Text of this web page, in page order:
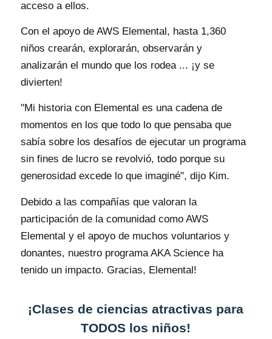
acceso a ellos.
Con el apoyo de AWS Elemental, hasta 1,360
niños crearán, explorarán, observarán y
analizarán el mundo que los rodea ... ¡y se
divierten!
"Mi historia con Elemental es una cadena de
momentos en los que todo lo que pensaba que
sabía sobre los desafíos de ejecutar un programa
sin fines de lucro se revolvió, todo porque su
generosidad excede lo que imaginé", dijo Kim.
Debido a las compañías que valoran la
participación de la comunidad como AWS
Elemental y el apoyo de muchos voluntarios y
donantes, nuestro programa AKA Science ha
tenido un impacto. Gracias, Elemental!
¡Clases de ciencias atractivas para
TODOS los niños!